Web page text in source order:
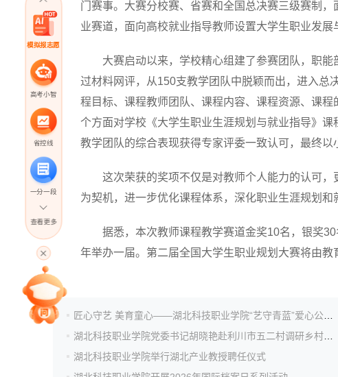
门赛事。大赛分校赛、省赛和全国总决赛三级赛制
业赛道，面向高校就业指导教师设置大学生职业发
大赛启动以来，学校精心组建了参赛团队，职能
过材料网评，从150支教学团队中脱颖而出，进入总
程目标、课程教师团队、课程内容、课程资源、课
个方面对学校《大学生职业生涯规划与就业指导》
教学团队的综合表现获得专家评委一致认可，最终以
这次荣获的奖项不仅是对教师个人能力的认可，
为契机，进一步优化课程体系，深化职业生涯规划
据悉，本次教师课程教学赛道金奖10名，银奖30
年举办一届。第二届全国大学生职业规划大赛将由
匠心守艺 美育童心——湖北科技职业学院“艺守青蓝”爱心公益行走进黄梅十里益海小学
湖北科技职业学院党委书记胡晓艳赴利川市五二村调研乡村振兴工作
湖北科技职业学院举行湖北产业教授聘任仪式
模拟报志愿
高考小智
省控线
一分一段
高考直播
专家指导课
查看更多